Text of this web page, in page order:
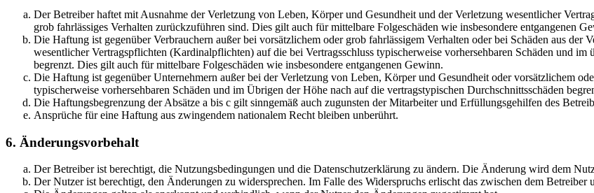
Der Betreiber haftet mit Ausnahme der Verletzung von Leben, Körper und Gesundheit und der Verletzung wesentlicher
grob fahrlässiges Verhalten zurückzuführen sind. Dies gilt auch für mittelbare Folgeschäden wie insbesondere entgangenen
Die Haftung ist gegenüber Verbrauchern außer bei vorsätzlichem oder grob fahrlässigem Verhalten oder bei Schäden aus
wesentlicher Vertragspflichten (Kardinalpflichten) auf die bei Vertragsschluss typischerweise vorhersehbaren Schäden und
begrenzt. Dies gilt auch für mittelbare Folgeschäden wie insbesondere entgangenen Gewinn.
Die Haftung ist gegenüber Unternehmern außer bei der Verletzung von Leben, Körper und Gesundheit oder vorsätzlichem
typischerweise vorhersehbaren Schäden und im Übrigen der Höhe nach auf die vertragstypischen Durchschnittsschäden
Die Haftungsbegrenzung der Absätze a bis c gilt sinngemäß auch zugunsten der Mitarbeiter und Erfüllungsgehilfen des
Ansprüche für eine Haftung aus zwingendem nationalem Recht bleiben unberührt.
6. Änderungsvorbehalt
Der Betreiber ist berechtigt, die Nutzungsbedingungen und die Datenschutzerklärung zu ändern. Die Änderung wird dem
Der Nutzer ist berechtigt, den Änderungen zu widersprechen. Im Falle des Widerspruchs erlischt das zwischen dem